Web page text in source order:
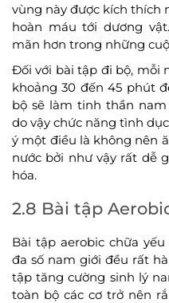
vùng này được kích thích
hoàn máu tới dương
mãn hơn trong những
Đối với bài tập đi bộ, mỗi
khoảng 30 đến 45 phút
bộ sẽ làm tinh thần
do vậy chức năng tình
ý một điều là không nên
nước bởi như vậy rất dễ
hóa.
2.8 Bài tập
Bài tập aerobic chữa
đa số nam giới đều rất
tập tăng cường sinh lý
toàn bộ các cơ trở nên